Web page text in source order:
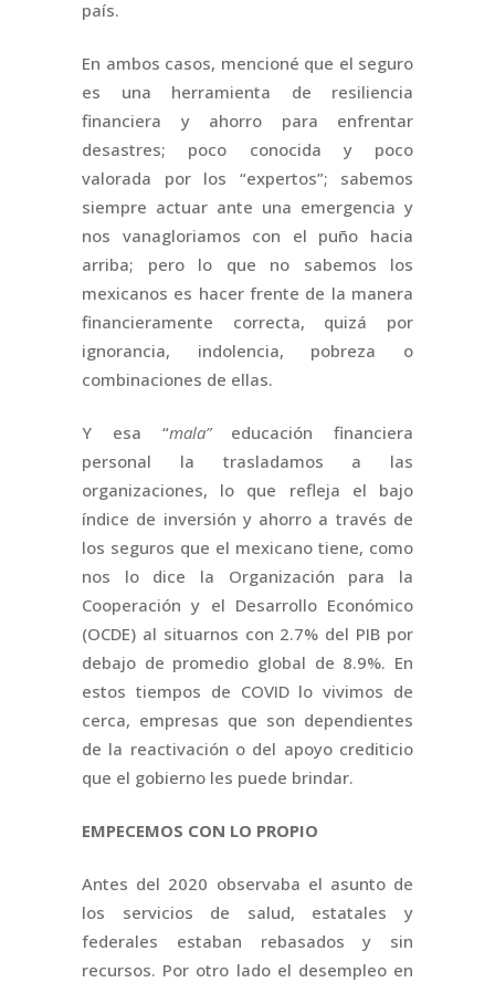
país.
En ambos casos, mencioné que el seguro
es una herramienta de resiliencia
financiera y ahorro para enfrentar
desastres; poco conocida y poco
valorada por los “expertos”; sabemos
siempre actuar ante una emergencia y
nos vanagloriamos con el puño hacia
arriba; pero lo que no sabemos los
mexicanos es hacer frente de la manera
financieramente correcta, quizá por
ignorancia, indolencia, pobreza o
combinaciones de ellas.
Y esa “mala” educación financiera
personal la trasladamos a las
organizaciones, lo que refleja el bajo
índice de inversión y ahorro a través de
los seguros que el mexicano tiene, como
nos lo dice la Organización para la
Cooperación y el Desarrollo Económico
(OCDE) al situarnos con 2.7% del PIB por
debajo de promedio global de 8.9%. En
estos tiempos de COVID lo vivimos de
cerca, empresas que son dependientes
de la reactivación o del apoyo crediticio
que el gobierno les puede brindar.
EMPECEMOS CON LO PROPIO
Antes del 2020 observaba el asunto de
los servicios de salud, estatales y
federales estaban rebasados y sin
recursos. Por otro lado el desempleo en